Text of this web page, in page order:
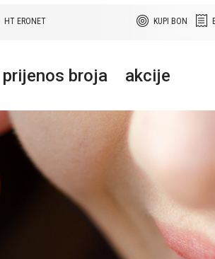
KUPI BON
HT ERONET
prijenos broja akcije